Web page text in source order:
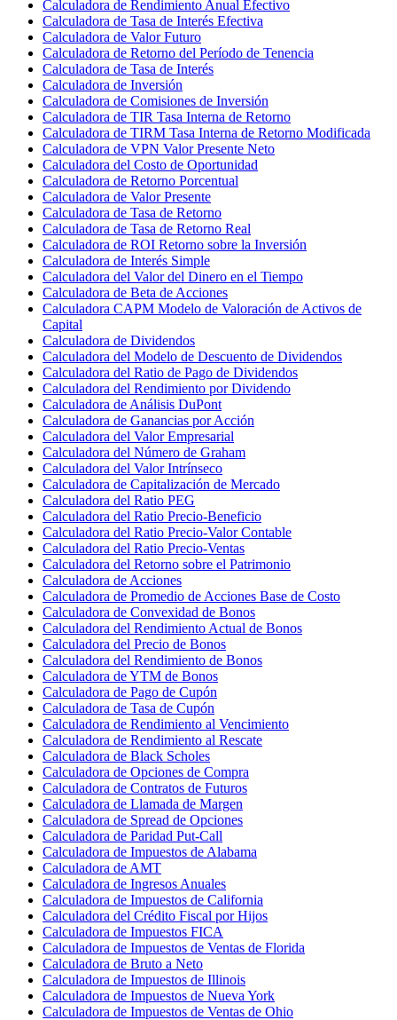
Calculadora de Rendimiento Anual Efectivo
Calculadora de Tasa de Interés Efectiva
Calculadora de Valor Futuro
Calculadora de Retorno del Período de Tenencia
Calculadora de Tasa de Interés
Calculadora de Inversión
Calculadora de Comisiones de Inversión
Calculadora de TIR Tasa Interna de Retorno
Calculadora de TIRM Tasa Interna de Retorno Modificada
Calculadora de VPN Valor Presente Neto
Calculadora del Costo de Oportunidad
Calculadora de Retorno Porcentual
Calculadora de Valor Presente
Calculadora de Tasa de Retorno
Calculadora de Tasa de Retorno Real
Calculadora de ROI Retorno sobre la Inversión
Calculadora de Interés Simple
Calculadora del Valor del Dinero en el Tiempo
Calculadora de Beta de Acciones
Calculadora CAPM Modelo de Valoración de Activos de
Capital
Calculadora de Dividendos
Calculadora del Modelo de Descuento de Dividendos
Calculadora del Ratio de Pago de Dividendos
Calculadora del Rendimiento por Dividendo
Calculadora de Análisis DuPont
Calculadora de Ganancias por Acción
Calculadora del Valor Empresarial
Calculadora del Número de Graham
Calculadora del Valor Intrínseco
Calculadora de Capitalización de Mercado
Calculadora del Ratio PEG
Calculadora del Ratio Precio-Beneficio
Calculadora del Ratio Precio-Valor Contable
Calculadora del Ratio Precio-Ventas
Calculadora del Retorno sobre el Patrimonio
Calculadora de Acciones
Calculadora de Promedio de Acciones Base de Costo
Calculadora de Convexidad de Bonos
Calculadora del Rendimiento Actual de Bonos
Calculadora del Precio de Bonos
Calculadora del Rendimiento de Bonos
Calculadora de YTM de Bonos
Calculadora de Pago de Cupón
Calculadora de Tasa de Cupón
Calculadora de Rendimiento al Vencimiento
Calculadora de Rendimiento al Rescate
Calculadora de Black Scholes
Calculadora de Opciones de Compra
Calculadora de Contratos de Futuros
Calculadora de Llamada de Margen
Calculadora de Spread de Opciones
Calculadora de Paridad Put-Call
Calculadora de Impuestos de Alabama
Calculadora de AMT
Calculadora de Ingresos Anuales
Calculadora de Impuestos de California
Calculadora del Crédito Fiscal por Hijos
Calculadora de Impuestos FICA
Calculadora de Impuestos de Ventas de Florida
Calculadora de Bruto a Neto
Calculadora de Impuestos de Illinois
Calculadora de Impuestos de Nueva York
Calculadora de Impuestos de Ventas de Ohio